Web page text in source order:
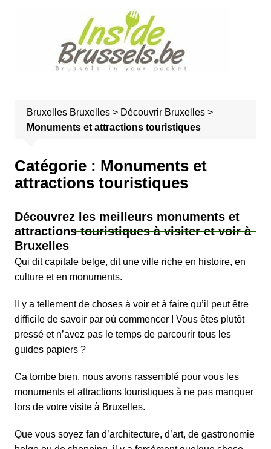
Bruxelles Bruxelles> Découvrir Bruxelles>
Monuments et attractions touristiques
Catégorie : Monuments et
attractions touristiques
Découvrez les meilleurs monuments et
attractions touristiques à visiter et voir à
Bruxelles
Qui dit capitale belge, dit une ville riche en histoire, en
culture et en monuments.
Il y a tellement de choses à voir et à faire qu’il peut être
difficile de savoir par où commencer ! Vous êtes plutôt
pressé et n’avez pas le temps de parcourir tous les
guides papiers ?
Ca tombe bien, nous avons rassemblé pour vous les
monuments et attractions touristiques à ne pas manquer
lors de votre visite à Bruxelles.
Que vous soyez fan d’architecture, d’art, de gastronomie